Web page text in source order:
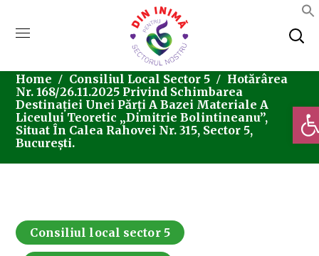
Home Consiliul Local Sector 5
Hotărârea
Nr. 168/26.11.2025 Privind Schimbarea
Destinației Unei Părți A Bazei Materiale A
Liceului Teoretic „Dimitrie Bolintineanu”,
Situat În Calea Rahovei Nr. 315, Sector 5,
București.
Consiliul local sector 5